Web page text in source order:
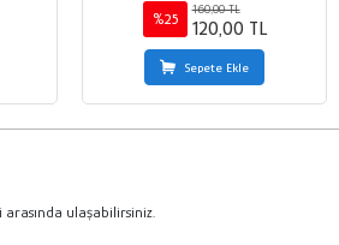
%25
160,00 TL
120,00 TL
Sepete Ekle
ulaşabilirsiniz.